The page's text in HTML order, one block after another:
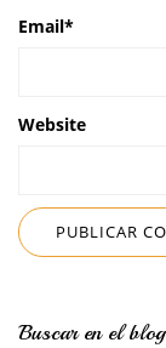
Email*
Website
Buscar en el blog